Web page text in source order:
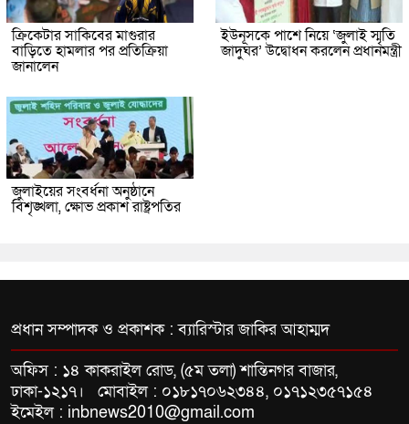
ক্রিকেটার সাকিবের মাগুরার
বাড়িতে হামলার পর প্রতিক্রিয়া
জানালেন
ইউনূসকে পাশে নিয়ে ‘জুলাই স্মৃতি
জাদুঘর’ উদ্বোধন করলেন প্রধানমন্ত্রী
জুলাইয়ের সংবর্ধনা অনুষ্ঠানে
বিশৃঙ্খলা, ক্ষোভ প্রকাশ রাষ্ট্রপতির
প্রধান সম্পাদক ও প্রকাশক : ব্যারিস্টার জাকির আহাম্মদ
অফিস : ১৪ কাকরাইল রোড, (৫ম তলা) শান্তিনগর বাজার,
ঢাকা-১২১৭। মোবাইল : ০১৮১৭০৬২৩৪৪, ০১৭১২৩৫৭১৫৪
ইমেইল : inbnews2010@gmail.com